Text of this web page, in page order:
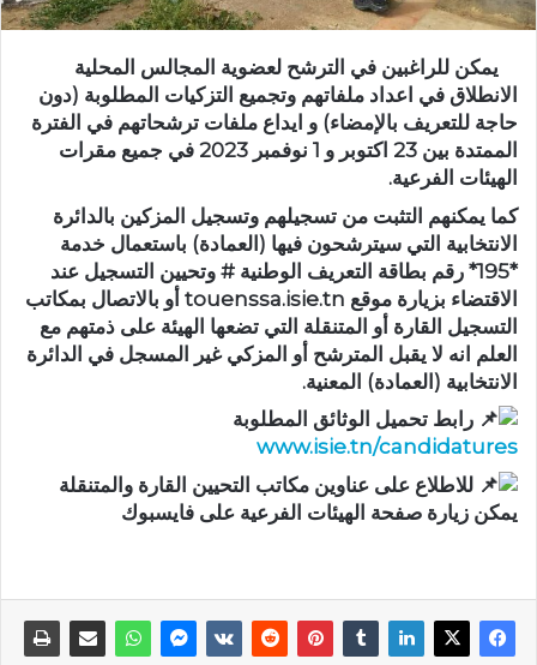
يمكن للراغبين في الترشح لعضوية المجالس المحلية
الانطلاق في اعداد ملفاتهم وتجميع التزكيات المطلوبة (دون
حاجة للتعريف بالإمضاء) و ايداع ملفات ترشحاتهم في الفترة
الممتدة بين 23 اكتوبر و 1 نوفمبر 2023 في جميع مقرات
الهيئات الفرعية.
كما يمكنهم التثبت من تسجيلهم وتسجيل المزكين بالدائرة
الانتخابية التي سيترشحون فيها (العمادة) باستعمال خدمة
*195* رقم بطاقة التعريف الوطنية # وتحيين التسجيل عند
الاقتضاء بزيارة موقع touenssa.isie.tn أو بالاتصال بمكاتب
التسجيل القارة أو المتنقلة التي تضعها الهيئة على ذمتهم مع
العلم انه لا يقبل المترشح أو المزكي غير المسجل في الدائرة
الانتخابية (العمادة) المعنية.
رابط تحميل الوثائق المطلوبة
www.isie.tn/candidatures
للاطلاع على عناوين مكاتب التحيين القارة والمتنقلة
يمكن زيارة صفحة الهيئات الفرعية على فايسبوك